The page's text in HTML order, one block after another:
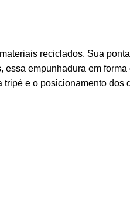
reciclados. Sua
empunhadura em
e o posicionamento dos